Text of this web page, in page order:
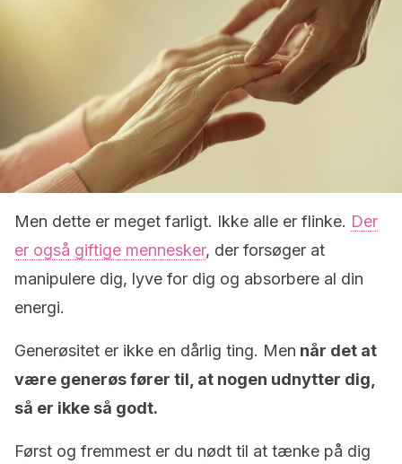
Men dette er meget farligt. Ikke alle er flinke. Der
er også giftige mennesker, der forsøger at
manipulere dig, lyve for dig og absorbere al din
energi.
Generøsitet er ikke en dårlig ting. Men når det at
være generøs fører til, at nogen udnytter dig,
så er ikke så godt.
Først og fremmest er du nødt til at tænke på dig